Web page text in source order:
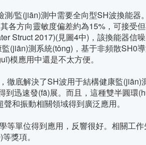
/監(jiān)測中需要全向型SH波換能器
方向靈敏度偏差約為15%，可接
2017)(見圖4中)，該換能器信
(jiān)測系統(tǒng)，基于非頻散
模應用中還是不太方便。
徹底解決了SH波用于結構健康監(jiān)
迅速發(fā)展。而且，這種雙半圓
動相關領域得到廣泛應用。
等單位得到應用，反響很好。相關工
。